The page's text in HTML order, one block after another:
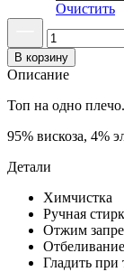
Очистить
В корзину
Описание
Топ на одно плечо.
95% вискоза, 4%
Детали
Химчистка
Ручная
Отжим
Гладить при